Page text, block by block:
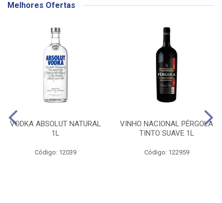
Melhores Ofertas
VODKA ABSOLUT NATURAL
1L
Código: 12039
VINHO NACIONAL PÉRGOLA
TINTO SUAVE 1L
Código: 122959